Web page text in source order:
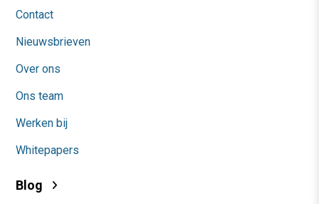
Contact
Nieuwsbrieven
Over ons
Ons team
Werken bij
Whitepapers
Blog